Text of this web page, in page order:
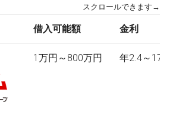
スクロールできます→
借入可能額 金利
1万円～800万円 年2.4～